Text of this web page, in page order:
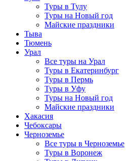
Туры в Тулу
Туры на Новый год
Майские праздники
Тыва
Тюмень
Урал
Все туры на Урал
Туры в Екатеринбург
Туры в Пермь
Туры в Уфу
Туры на Новый год
Майские праздники
Хакасия
Чебоксары
Черноземье
Все туры в Черноземье
Туры в Воронеж